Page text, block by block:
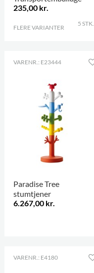
235,00 kr.
FLERE VARIANTER
5 STK.
VARENR.: E23444
Paradise Tree
stumtjener
6.267,00 kr.
VARENR.: E4180